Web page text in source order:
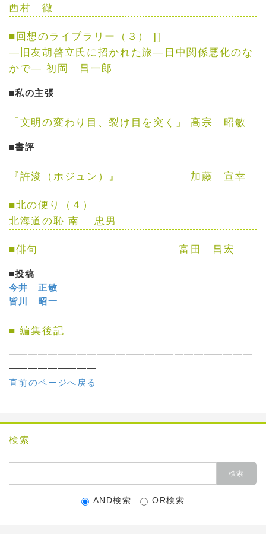
西村 徹
■ 回想のライブラリー（３）
]]
―旧友胡啓立氏に招かれた旅―日中関係悪化のな
かで― 初岡 昌一郎
■私の主張
「文明の変わり目、裂け目を突く」 高宗 昭敏
■書評
『許浚（ホジュン）』 加藤 宣幸
■北の便り（４）
北海道の恥 南 忠男
■俳句 富田 昌宏
■投稿
今井 正敏
皆川 昭一
■編集後記
━━━━━━━━━━━━━━━━━━━━━━━━━
━━━━━━━━━
直前のページへ戻る
検索
AND検索 OR検索